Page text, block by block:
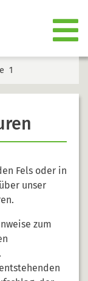
1
Fels oder in
unser
zum